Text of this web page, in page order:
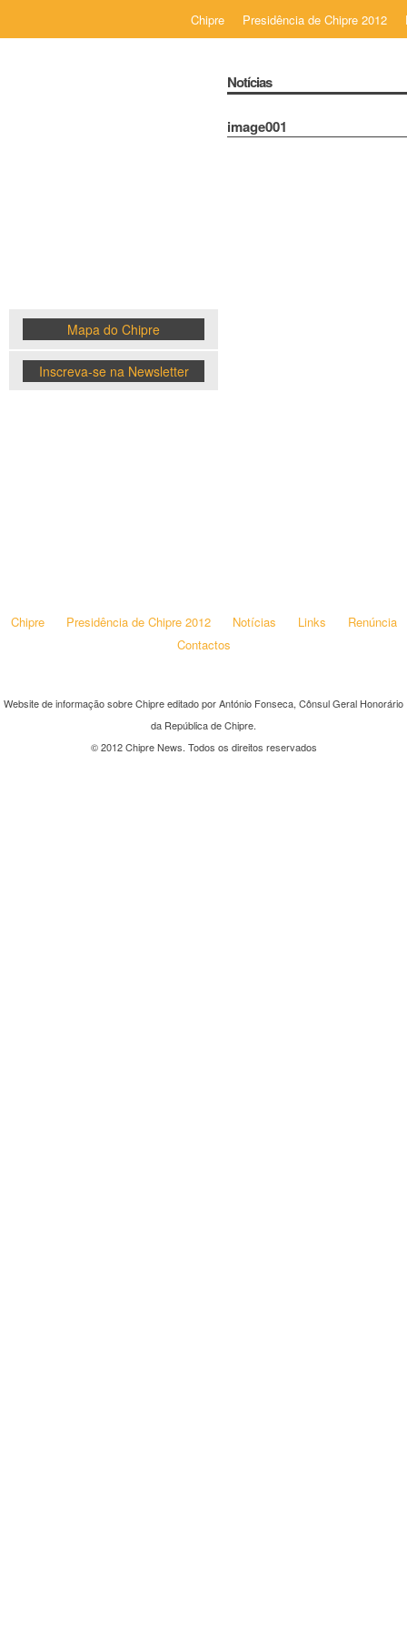
Chipre Presidência de Chipre 2012
Mapa do Chipre
Inscreva-se na Newsletter
Notícias
image001
Chipre Presidência de Chipre 2012 Notícias Links
Renúncia
Contactos
Website de informação sobre Chipre editado por António Fonseca, Cônsul Geral Honorário
da República de Chipre.
© 2012 Chipre News. Todos os direitos reservados